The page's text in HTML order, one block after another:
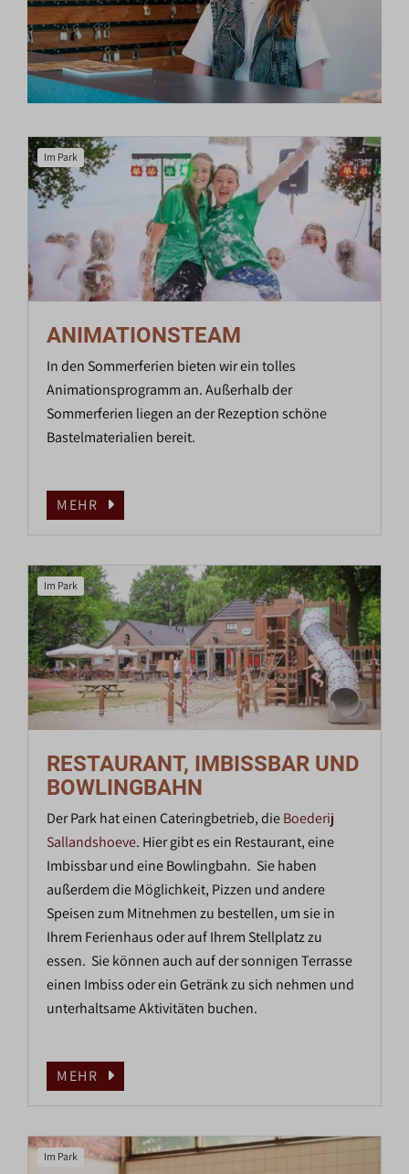
Im Park
ANIMATIONSTEAM
In den Sommerferien bieten wir ein tolles
Animationsprogramm an. Außerhalb der
Sommerferien liegen an der Rezeption schöne
Bastelmaterialien bereit.
MEHR
Im Park
RESTAURANT, IMBISSBAR UND
BOWLINGBAHN
Der Park hat einen Cateringbetrieb, dieBoederij
Sallandshoeve. Hier gibt es ein Restaurant, eine
Imbissbar und eine Bowlingbahn. Sie haben
außerdem die Möglichkeit, Pizzen und andere
Speisen zum Mitnehmen zu bestellen, um sie in
Ihrem Ferienhaus oder auf Ihrem Stellplatz zu
essen. Sie können auch auf der sonnigen Terrasse
einen Imbiss oder ein Getränk zu sich nehmen und
unterhaltsame Aktivitäten buchen.
MEHR
Im Park